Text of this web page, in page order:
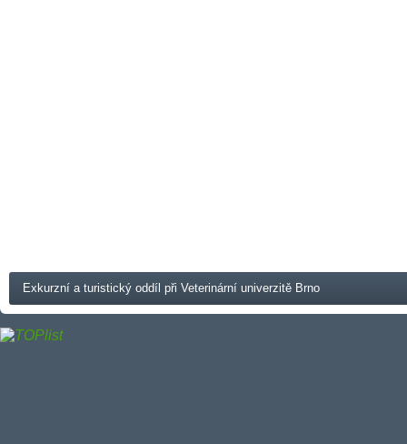
Exkurzní a turistický oddíl při Veterinární univerzitě Brno